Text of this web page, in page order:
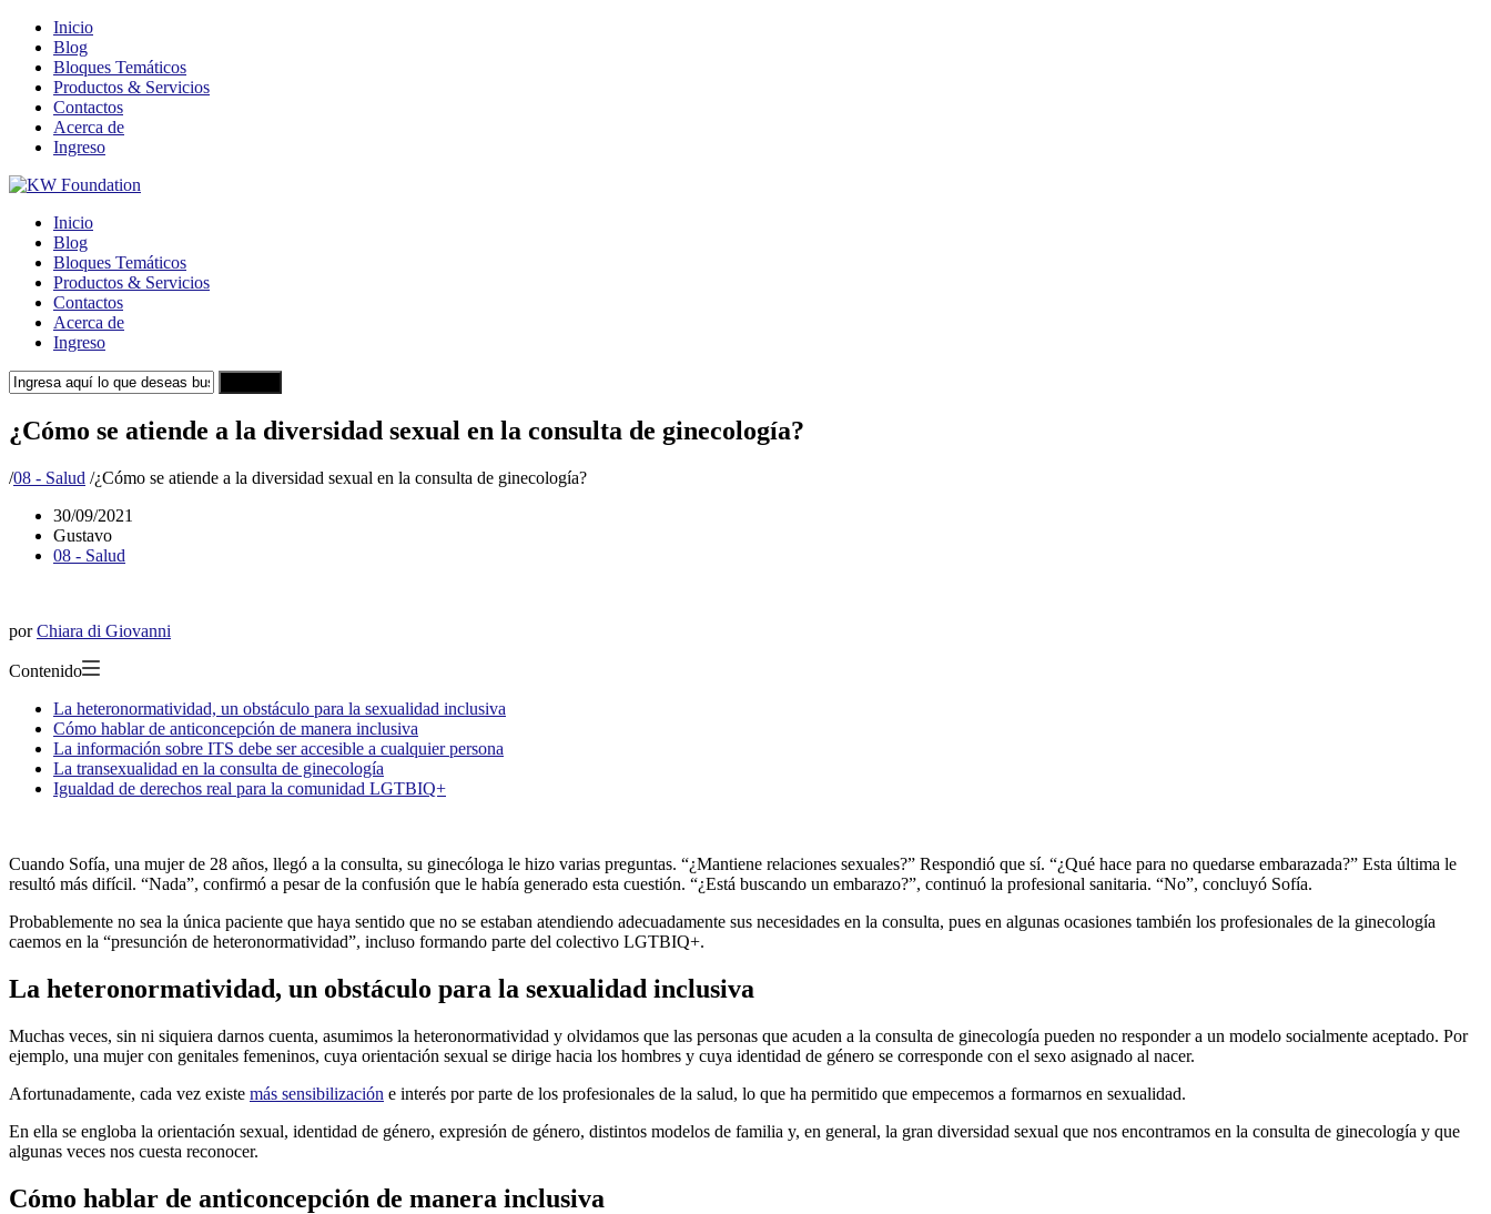
Inicio
Blog
Bloques Temáticos
Productos & Servicios
Contactos
Acerca de
Ingreso
Inicio
Blog
Bloques Temáticos
Productos & Servicios
Contactos
Acerca de
Ingreso
¿Cómo se atiende a la diversidad sexual en la consulta de ginecología?
/08 - Salud /¿Cómo se atiende a la diversidad sexual en la consulta de ginecología?
30/09/2021
Gustavo
08 - Salud
porChiara di Giovanni
Contenido
La heteronormatividad, un obstáculo para la sexualidad inclusiva
Cómo hablar de anticoncepción de manera inclusiva
La información sobre ITS debe ser accesible a cualquier persona
La transexualidad en la consulta de ginecología
Igualdad de derechos real para la comunidad LGTBIQ+
Cuando Sofía, una mujer de 28 años, llegó a la consulta, su ginecóloga le hizo varias preguntas. “¿Mantiene relaciones sexuales?” Respondió que sí. “¿Qué hace para no quedarse embarazada?” Esta última le
resultó más difícil. “Nada”, confirmó a pesar de la confusión que le había generado esta cuestión. “¿Está buscando un embarazo?”, continuó la profesional sanitaria. “No”, concluyó Sofía.
Probablemente no sea la única paciente que haya sentido que no se estaban atendiendo adecuadamente sus necesidades en la consulta, pues en algunas ocasiones también los profesionales de la ginecología
caemos en la “presunción de heteronormatividad”, incluso formando parte del colectivo LGTBIQ+.
La heteronormatividad, un obstáculo para la sexualidad inclusiva
Muchas veces, sin ni siquiera darnos cuenta, asumimos la heteronormatividad y olvidamos que las personas que acuden a la consulta de ginecología pueden no responder a un modelo socialmente aceptado. Por
ejemplo, una mujer con genitales femeninos, cuya orientación sexual se dirige hacia los hombres y cuya identidad de género se corresponde con el sexo asignado al nacer.
Afortunadamente, cada vez existe más sensibilización e interés por parte de los profesionales de la salud, lo que ha permitido que empecemos a formarnos en sexualidad.
En ella se engloba la orientación sexual, identidad de género, expresión de género, distintos modelos de familia y, en general, la gran diversidad sexual que nos encontramos en la consulta de ginecología y que
algunas veces nos cuesta reconocer.
Cómo hablar de anticoncepción de manera inclusiva